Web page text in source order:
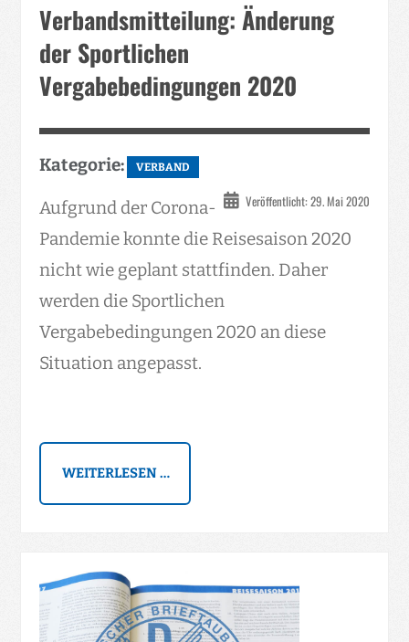
Verbandsmitteilung: Änderung
der Sportlichen
Vergabebedingungen 2020
Kategorie: VERBAND
Veröffentlicht: 29. Mai 2020
Aufgrund der Corona-
Pandemie konnte die Reisesaison 2020
nicht wie geplant stattfinden. Daher
werden die Sportlichen
Vergabebedingungen 2020 an diese
Situation angepasst.
WEITERLESEN …